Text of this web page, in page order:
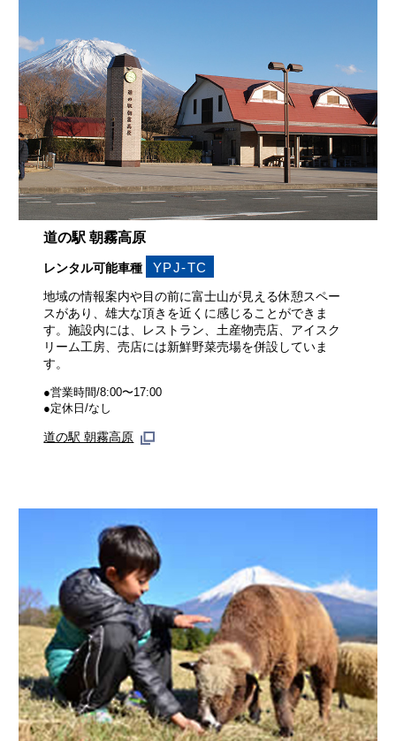
道の駅 朝霧高原
レンタル可能車種 YPJ-TC
地域の情報案内や目の前に富士山が見える休憩スペー
スがあり、雄大な頂きを近くに感じることができま
す。施設内には、レストラン、土産物売店、アイスク
リーム工房、売店には新鮮野菜売場を併設していま
す。
●営業時間/8:00〜17:00
●定休日/なし
道の駅 朝霧高原